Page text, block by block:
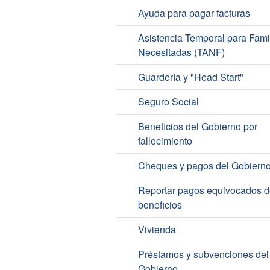
Ayuda para pagar facturas
Asistencia Temporal para
Necesitadas (TANF)
Guardería y "Head Start"
Seguro Social
Beneficios del Gobierno por
fallecimiento
Cheques y pagos del
Reportar pagos equivocados
beneficios
Vivienda
Préstamos y subvenciones del